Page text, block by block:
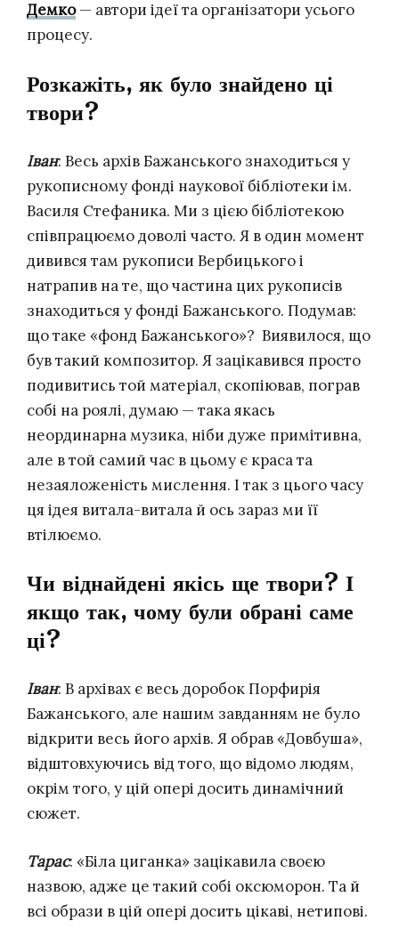
Демко— автори ідеї та організатори усього
процесу.
Розкажіть, як було знайдено ці
твори?
Іван: Весь архів Бажанського знаходиться у
рукописному фонді наукової бібліотеки ім.
Василя Стефаника. Ми з цією бібліотекою
співпрацюємо доволі часто. Я в один момент
дивився там рукописи Вербицького і
натрапив на те, що частина цих рукописів
знаходиться у фонді Бажанського. Подумав:
що таке «фонд Бажанського»? Виявилося, що
був такий композитор. Я зацікавився просто
подивитись той матеріал, скопіював, пограв
собі на роялі, думаю — така якась
неординарна музика, ніби дуже примітивна,
але в той самий час в цьому є краса та
незаяложеність мислення. І так з цього часу
ця ідея витала-витала й ось зараз ми її
втілюємо.
Чи віднайдені якісь ще твори? І
якщо так, чому були обрані саме
ці?
Іван: В архівах є весь доробок Порфирія
Бажанського, але нашим завданням не було
відкрити весь його архів. Я обрав «Довбуша»,
відштовхуючись від того, що відомо людям,
окрім того, у цій опері досить динамічний
сюжет.
Тарас: «Біла циганка» зацікавила своєю
назвою, адже це такий собі оксюморон. Та й
всі образи в цій опері досить цікаві, нетипові.